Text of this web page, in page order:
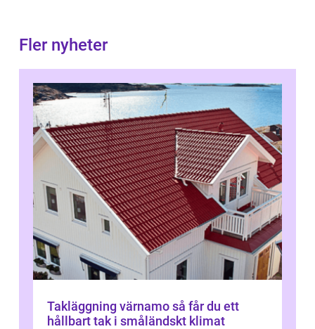
Fler nyheter
Takläggning värnamo så får du ett
hållbart tak i småländskt klimat